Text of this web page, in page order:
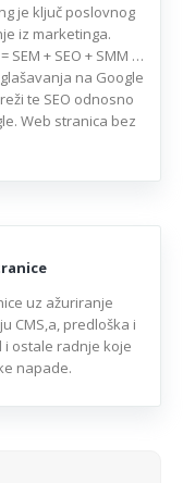
je ključ poslovnog
iz marketinga.
+ SEO + SMM …
na Google
te SEO odnosno
Web stranica bez
uz ažuriranje
CMS,a, predloška i
ostale radnje koje
napade.